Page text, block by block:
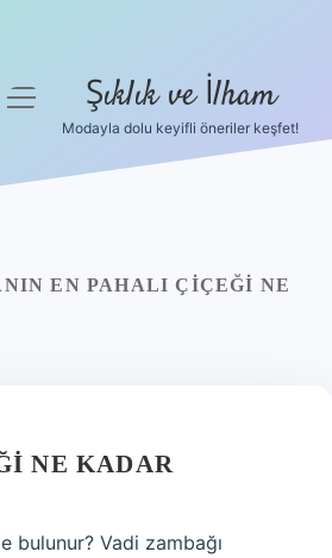
menüyü
Şıklık ve İlham
Modayla dolu keyifli öneriler keşfet!
EN PAHALI ÇIÇEĞI NE
NE KADAR
bulunur? Vadi zambağı